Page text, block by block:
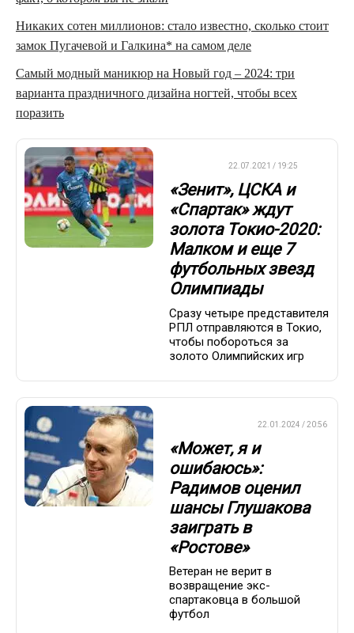
Никаких сотен миллионов: стало известно, сколько стоит
замок Пугачевой и Галкина* на самом деле
Самый модный маникюр на Новый год – 2024: три
варианта праздничного дизайна ногтей, чтобы всех
поразить
22.07.2021 / 19:25
«Зенит», ЦСКА и
«Спартак» ждут
золота Токио-2020:
Малком и еще 7
футбольных звезд
Олимпиады
Сразу четыре представителя
РПЛ отправляются в Токио,
чтобы побороться за
золото Олимпийских игр
22.01.2024 / 20:56
«Может, я и
ошибаюсь»:
Радимов оценил
шансы Глушакова
заиграть в
«Ростове»
Ветеран не верит в
возвращение экс-
спартаковца в большой
футбол